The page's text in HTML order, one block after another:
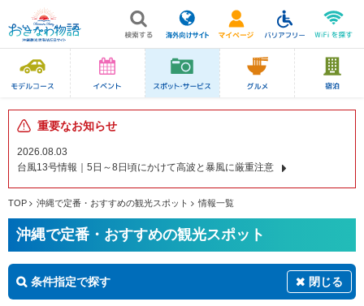
重要なお知らせ
2026.08.03
台風13号情報｜5日～8日頃にかけて高波と暴風に厳重注意
TOP 沖縄で定番・おすすめの観光スポット 情報一覧
沖縄で定番・おすすめの観光スポット
条件指定で探す 閉じる